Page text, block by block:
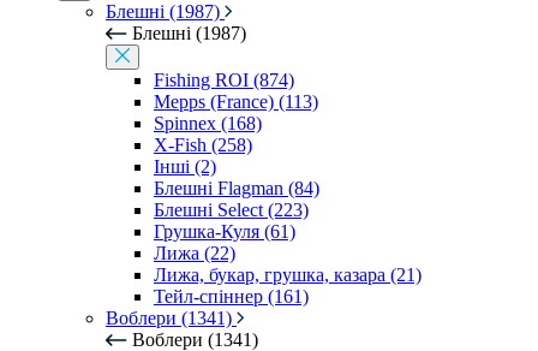
Блешні (1987)
Блешні (1987)
Fishing ROI (874)
Mepps (France) (113)
Spinnex (168)
X-Fish (258)
Інші (2)
Блешні Flagman (84)
Блешні Select (223)
Грушка-Куля (61)
Лижа (22)
Лижа, букар, грушка, казара (21)
Тейл-спіннер (161)
Воблери (1341)
Воблери (1341)